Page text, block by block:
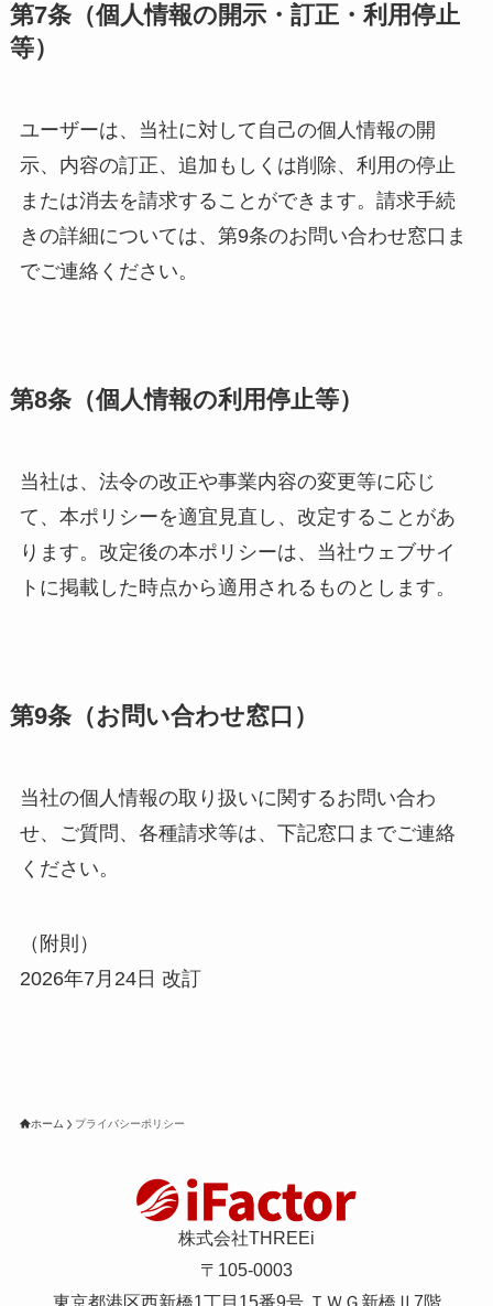
第7条（個人情報の開示・訂正・利用停止
等）
ユーザーは、当社に対して自己の個人情報の開
示、内容の訂正、追加もしくは削除、利用の停止
または消去を請求することができます。請求手続
きの詳細については、第9条のお問い合わせ窓口ま
でご連絡ください。
第8条（個人情報の利用停止等）
当社は、法令の改正や事業内容の変更等に応じ
て、本ポリシーを適宜見直し、改定することがあ
ります。改定後の本ポリシーは、当社ウェブサイ
トに掲載した時点から適用されるものとします。
第9条（お問い合わせ窓口）
当社の個人情報の取り扱いに関するお問い合わ
せ、ご質問、各種請求等は、下記窓口までご連絡
ください。
（附則）
2026年7月24日 改訂
ホーム プライバシーポリシー
株式会社THREEi
〒105-0003
東京都港区西新橋1丁目15番9号 ＴＷＧ新橋Ⅱ7階